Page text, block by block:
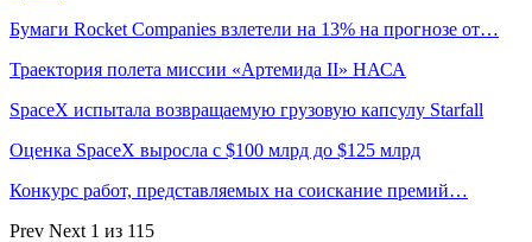
Бумаги Rocket Companies взлетели на 13% на прогнозе от…
Траектория полета миссии «Артемида II» НАСА
SpaceX испытала возвращаемую грузовую капсулу Starfall
Оценка SpaceX выросла с $100 млрд до $125 млрд
Конкурс работ, представляемых на соискание премий…
Prev Next 1 из 115